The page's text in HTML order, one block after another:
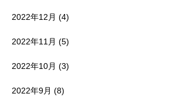
2022年12月 (4)
2022年11月 (5)
2022年10月 (3)
2022年9月 (8)